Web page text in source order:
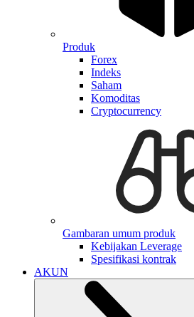
Produk
Forex
Indeks
Saham
Komoditas
Cryptocurrency
Gambaran umum produk
Kebijakan Leverage
Spesifikasi kontrak
AKUN